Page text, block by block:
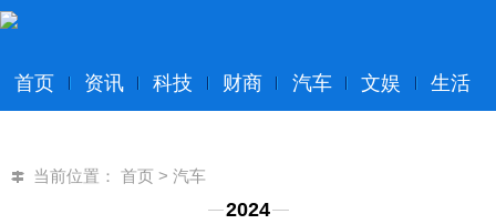
首页 资讯 科技 财商 汽车 文娱 生活
当前位置： 首页 > 汽车
2024